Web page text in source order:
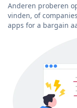
Anderen proberen
vinden, of
apps for a bargain